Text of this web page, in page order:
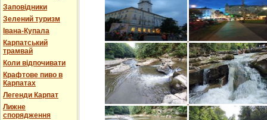
Заповідники
Зелений туризм
Івана-Купала
Карпатський
трамвай
Коли відпочивати
Крафтове пиво в
Карпатах
Легенди Карпат
Лижне
спорядження